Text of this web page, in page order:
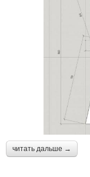
читать дальше →